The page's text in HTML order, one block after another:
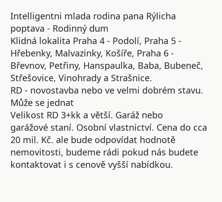
Intelligentni mlada rodina pana Rýlicha
poptava - Rodinný dum
Klidná lokalita Praha 4 - Podolí, Praha 5 -
Hřebenky, Malvazinky, Košíře, Praha 6 -
Břevnov, Petřiny, Hanspaulka, Baba, Bubeneč,
Střešovice, Vinohrady a Strašnice.
RD - novostavba nebo ve velmi dobrém stavu.
Může se jednat
Velikost RD 3+kk a větší. Garáž nebo
garážové staní. Osobní vlastnictví. Cena do cca
20 mil. Kč. ale bude odpovídat hodnotě
nemovitosti, budeme rádi pokud nás budete
kontaktovat i s cenově vyšší nabídkou.